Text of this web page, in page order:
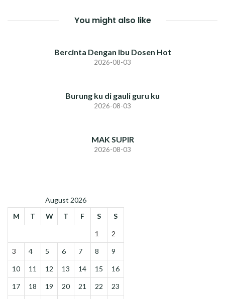
You might also like
Bercinta Dengan Ibu Dosen Hot
2026-08-03
Burung ku di gauli guru ku
2026-08-03
MAK SUPIR
2026-08-03
August 2026
M
T W T F S S
1 2
3 4 5 6 7 8 9
10 11 12 13 14 15 16
17 18 19 20 21 22 23